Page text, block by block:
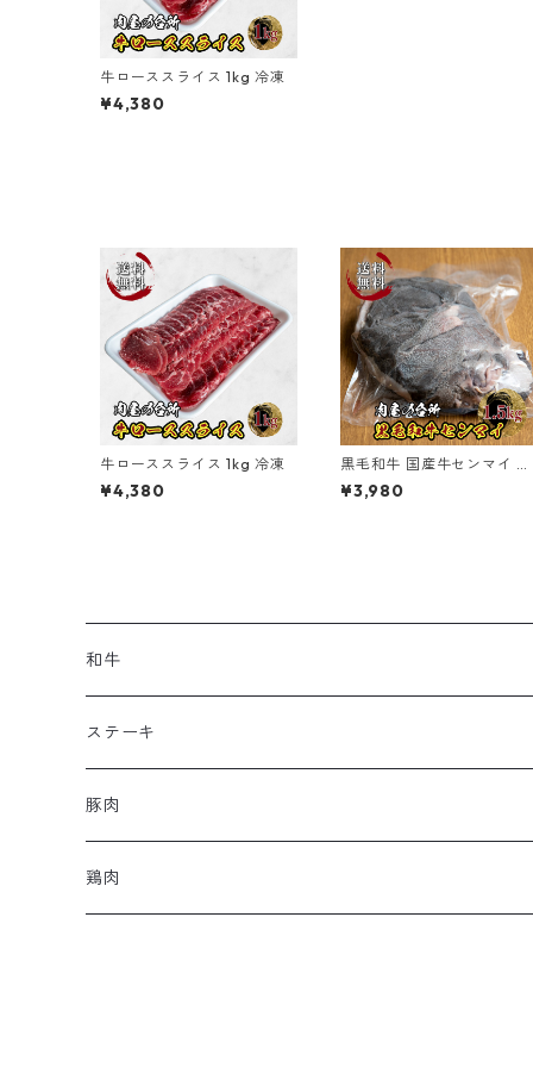
牛ローススライス 1kg 冷凍
¥4,380
牛ローススライス 1kg 冷凍
¥4,380
黒毛和牛 国産牛センマイ 約
1.5kg(不定貫) 冷凍 【送料
料】
¥3,980
和牛
ステーキ
豚肉
鶏肉